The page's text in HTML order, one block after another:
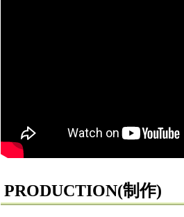
PRODUCTION(制作)